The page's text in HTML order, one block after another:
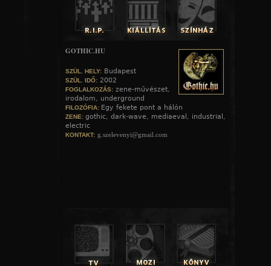
GOTHIC.HU
SZÜL. HELY: Budapest
SZÜL. IDŐ: 2002
FOGLALKOZÁS: zene-művészet,
irodalom, underground
FILOZÓFIA: Egy fekete pont a hálón
ZENE: gothic, dark-wave, mediaeval, industrial,
electric
KONTAKT: g.szelevenyi@gmail.com